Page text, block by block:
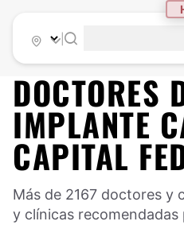
DOCTORES
IMPLANTE
CAPITAL
Más de 2167 doctores y
y clínicas recomendadas